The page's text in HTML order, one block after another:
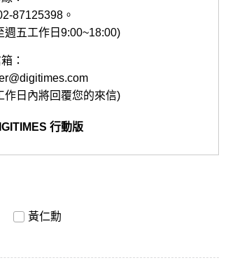
87125398。
週五工作日9:00~18:00)
：
作日內將回覆您的來信)
行動版
黃仁勳